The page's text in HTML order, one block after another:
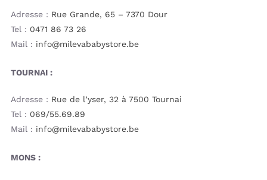
Adresse : Rue Grande, 65 – 7370 Dour
Tel : 0471 86 73 26
Mail : info@milevababystore.be
TOURNAI :
Adresse : Rue de l’yser, 32 à 7500 Tournai
Tel : 069/55.69.89
Mail : info@milevababystore.be
MONS :